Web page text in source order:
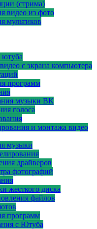
(стрима)
видео из фото
мультиков
ютуба
с экрана компьютера
программ
музыки ВК
голоса
и монтажа видео
музыки
драйверов
фотографий
жесткого диска
файлов
программ
с Ютуба